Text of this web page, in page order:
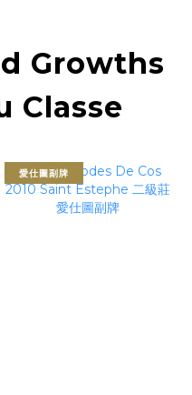
Growths
Classe
愛仕圖副牌